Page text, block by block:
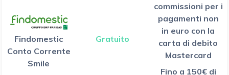
Findomestic
Conto Corrente
Smile
Gratuito
commissioni per i
pagamenti non
in euro con la
carta di debito
Mastercard
Fino a 150€ di